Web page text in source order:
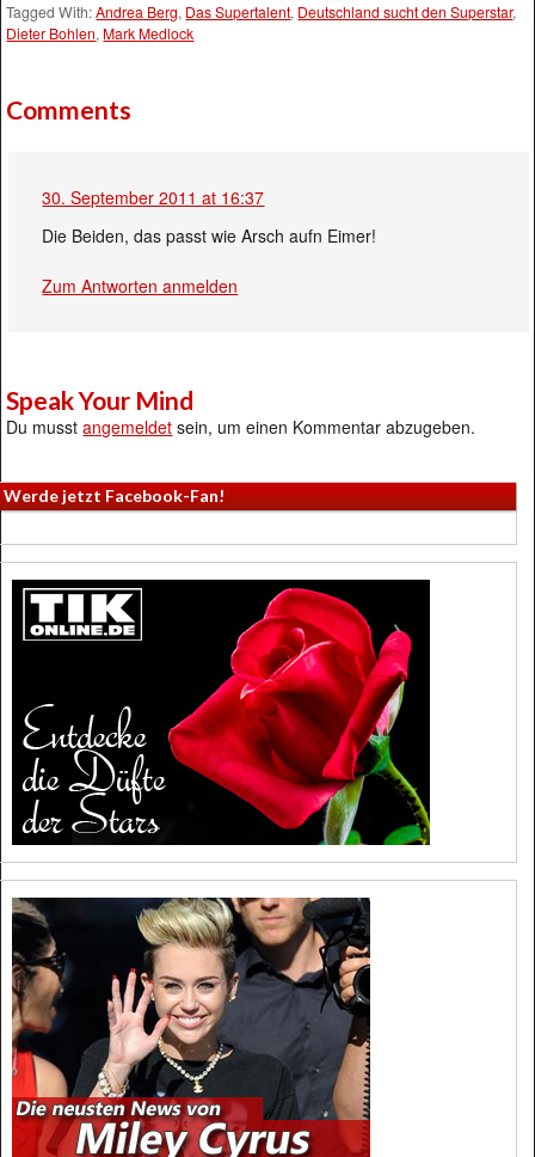
Tagged With:Andrea Berg, Das Supertalent, Deutschland sucht den Superstar,
Dieter Bohlen, Mark Medlock
Comments
30. September 2011 at 16:37
Die Beiden, das passt wie Arsch aufn Eimer!
Zum Antworten anmelden
Speak Your Mind
Du musstangemeldet sein, um einen Kommentar abzugeben.
Werde jetzt Facebook-Fan!